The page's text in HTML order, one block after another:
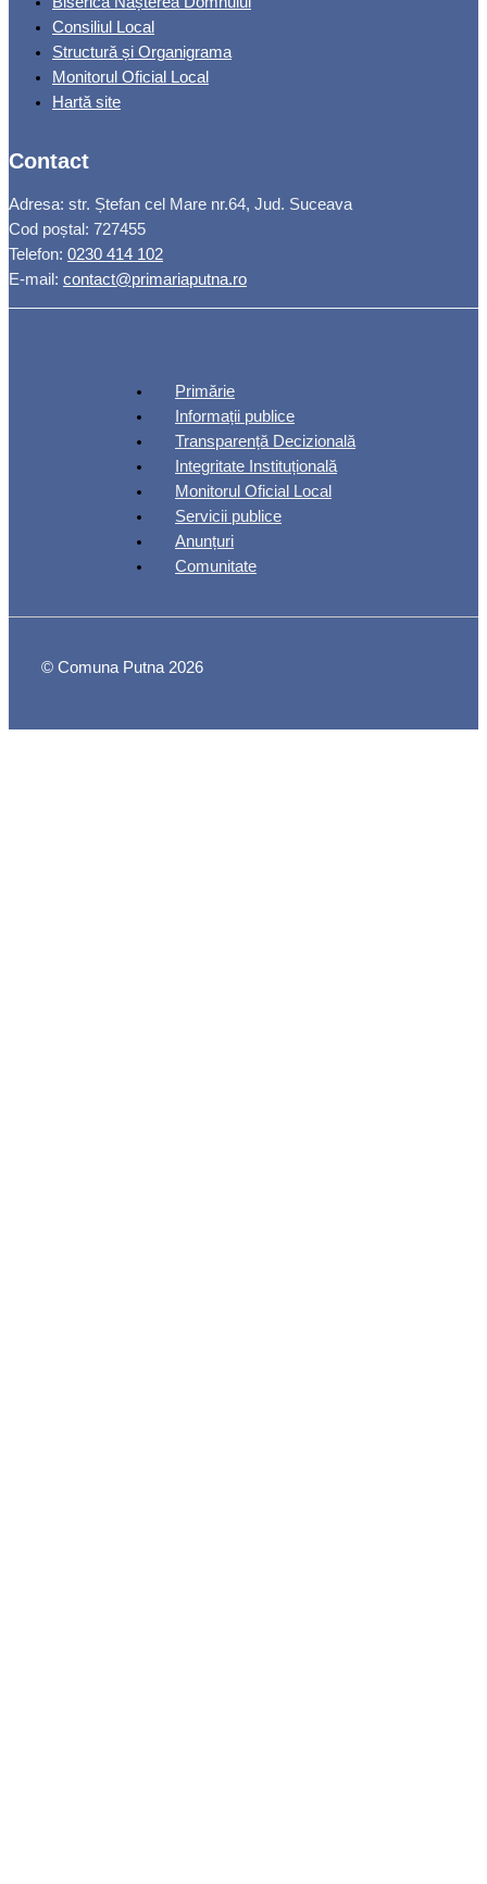
Consiliul Local
Structură și Organigrama
Monitorul Oficial Local
Hartă site
Contact
Adresa: str. Ștefan cel Mare nr.64, Jud. Suceava
Cod poștal: 727455
Telefon: 0230 414 102
E-mail: contact@primariaputna.ro
Primărie
Informații publice
Transparență Decizională
Integritate Instituțională
Monitorul Oficial Local
Servicii publice
Anunțuri
Comunitate
© Comuna Putna 2026